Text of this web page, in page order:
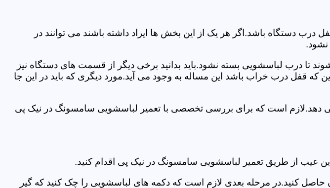
دستگاه باشد.اگر هر یک از این بخش ها ایراد داشته باشند می توانند در
نشود.
درب لباسشویی بسته نشود.باید بدانید برخی دیگر از قسمت های دستگاه نیز
که قفل درب خراب باشد این مساله به وجود می آید.مورد دیگری که باید در این جا
دهد.لازم است که برای بررسی تخصصی با تعمیر لباسشویی سامسونگ در نیک پی
عیب از طریق تعمیر لباسشویی سامسونگ در نیک پی اقدام کنید.
حاصل کنید.در مرحله بعدی لازم است که دکمه های لباسشویی را چک کنید که گیر